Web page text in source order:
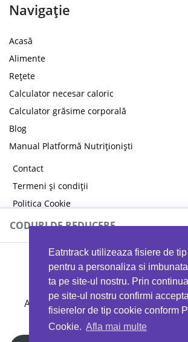
Eatntrack utilizeaza fisiere de
pentru a personaliza si
ta pe site-ul nostru. Prin
pe site-ul nostru confirmi
fisierelor de tip cookie conform
Cookie. Afla mai multe
Navigație
Acasă
Alimente
Rețete
Calculator necesar caloric
Calculator grăsime corporală
Blog
Manual Platformă Nutriționiști
Contact
Termeni și condiții
Politica Cookie
Politica de confidențialitate
CODURI DE REDUCERE
MYPROTEIN
Ai 40%reducere la orice comandă
EATTRACK